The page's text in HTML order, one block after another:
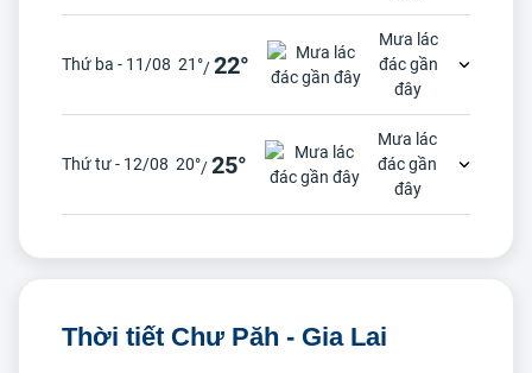
Thứ ba - 11/08 21°/22°
Mưa lác
đác gần
đây
Thứ tư - 12/08 20°/25°
Mưa lác
đác gần
đây
Thời tiết Chư Păh - Gia Lai